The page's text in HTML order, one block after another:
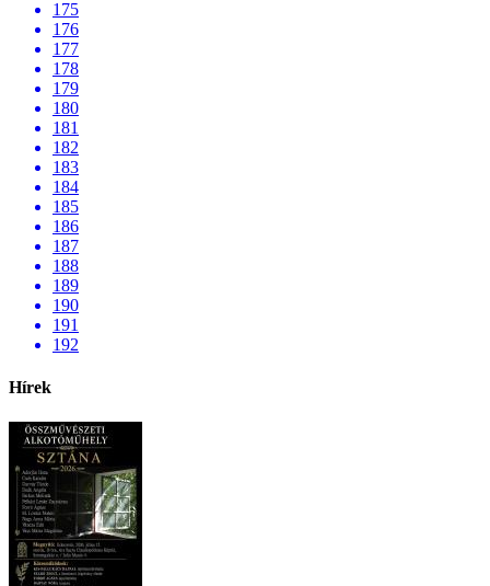
175
176
177
178
179
180
181
182
183
184
185
186
187
188
189
190
191
192
Hírek